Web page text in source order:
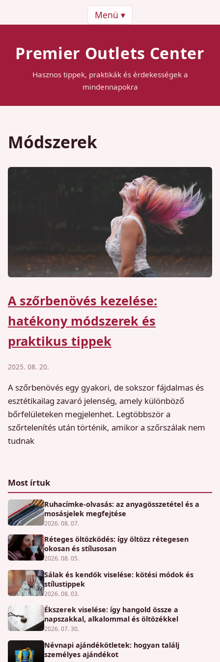
Menü ▾
Premier Outlets Center
Hasznos tippek, praktikák és érdekességek a
mindennapokra
Módszerek
A szőrbenövés kezelése:
hatékony módszerek és
praktikus tippek
2025. 08. 20.
A szőrbenövés egy gyakori, de sokszor fájdalmas és
esztétikailag zavaró jelenség, amely különböző
bőrfelületeken megjelenhet. Legtöbbször a
szőrtelenítés után történik, amikor a szőrszálak nem
tudnak
Most írtuk
Ruhacímke-olvasás: az anyagösszetétel és a
mosásjelek megfejtése
2026. 08. 07.
Réteges öltözködés: így öltözz rétegesen
okosan és stílusosan
2026. 08. 05.
Sálak és kendők viselése: kötési módok és
stílustippek
2026. 08. 03.
Ékszerek viselése: így hangold össze a
napszakkal, alkalommal és öltözékkel
2026. 07. 30.
Névnapi ajándékötletek: hogyan találj
személyes ajándékot